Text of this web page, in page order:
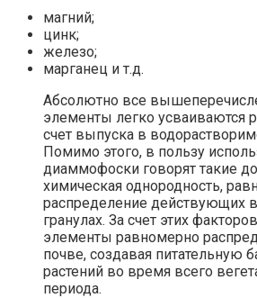
магний;
цинк;
железо;
марганец и т.д.
Абсолютно все
элементы легко усваиваются
счет выпуска в
Помимо этого, в пользу
диаммофоски говорят такие
химическая однородность,
распределение действующих
гранулах. За счет этих
элементы равномерно
почве, создавая питательную
растений во время всего
периода.